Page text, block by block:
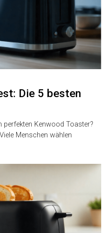
Die 5 besten
Kenwood Toaster?
Menschen wählen